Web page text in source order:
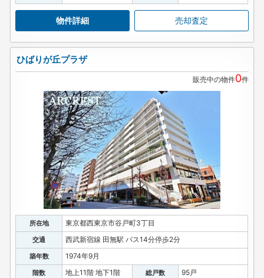
物件詳細 売却査定
ひばりが丘プラザ
販売中の物件0件
所在地 東京都西東京市谷戸町3丁目
交通 西武新宿線 田無駅 バス14分停歩2分
築年数 1974年9月
階数 地上11階 地下1階 総戸数 95戸